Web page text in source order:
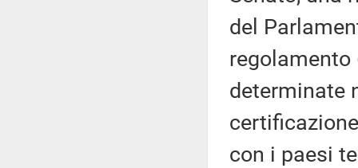
del
regolamento
determinate
con i paesi